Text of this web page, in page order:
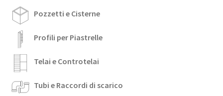
Pozzetti e Cisterne
Profili per Piastrelle
Telai e Controtelai
Tubi e Raccordi di scarico